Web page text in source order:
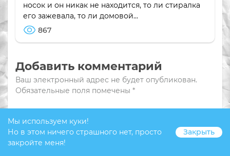
носок и он никак не находится, то ли стиралка
его зажевала, то ли домовой...
867
Добавить комментарий
Ваш электронный адрес не будет опубликован.
Обязательные поля помечены *
Мы используем куки!
Но в этом ничего страшного нет, просто
закройте меня!
Закрыть